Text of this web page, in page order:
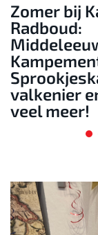
Zomer bij
Radboud:
valkenier
veel meer!